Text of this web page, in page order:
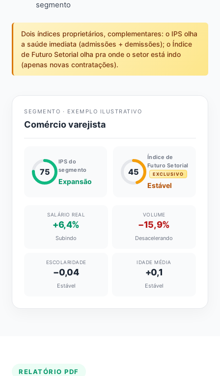
segmento
Dois índices proprietários, complementares: o IPS olha
a saúde imediata (admissões + demissões); o Índice
de Futuro Setorial olha pra onde o setor está indo
(apenas novas contratações).
SEGMENTO · EXEMPLO ILUSTRATIVO
Comércio varejista
75
IPS do
segmento
Expansão
45
Índice de
Futuro Setorial
EXCLUSIVO
Estável
SALÁRIO REAL
+6,4%
Subindo
VOLUME
−15,9%
Desacelerando
ESCOLARIDADE
−0,04
Estável
IDADE MÉDIA
+0,1
Estável
RELATÓRIO PDF